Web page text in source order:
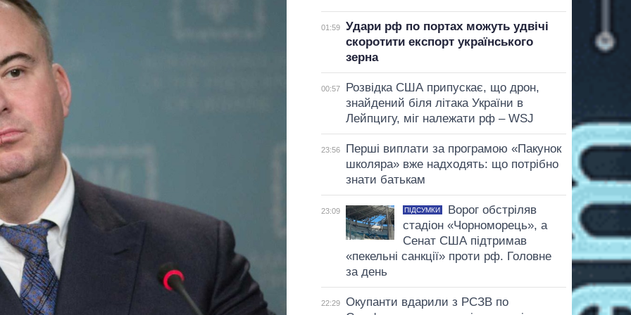
01:59
Удари рф по портах можуть удвічі
скоротити експорт українського
зерна
00:57
Розвідка США припускає, що дрон,
знайдений біля літака України в
Лейпцигу, міг належати рф – WSJ
23:56
Перші виплати за програмою «Пакунок
школяра» вже надходять: що потрібно
знати батькам
23:09 ПІДСУМКИ
Ворог обстріляв
стадіон «Чорноморець», а
Сенат США підтримав
«пекельні санкції» проти рф. Головне
за день
22:29
Окупанти вдарили з РСЗВ по